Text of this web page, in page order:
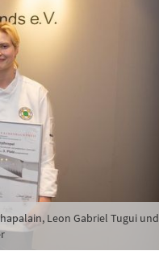
Leon Gabriel Tugui und